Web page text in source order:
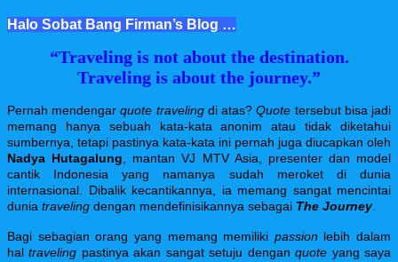
Halo Sobat Bang Firman’s Blog …
“Traveling is not about the destination.
Traveling is about the journey.”
Pernah mendengarquote travelingdi atas?Quote tersebut bisa jadi
memang hanya sebuah kata-kata anonim atau tidak diketahui
sumbernya, tetapi pastinya kata-kata ini pernah juga diucapkan oleh
Nadya Hutagalung, mantan VJ MTV Asia, presenter dan model
cantik Indonesia yang namanya sudah meroket di dunia
internasional. Dibalik kecantikannya, ia memang sangat mencintai
dunia traveling dengan mendefinisikannya sebagai The Journey.
Bagi sebagian orang yang memang memiliki passionlebih dalam
haltraveling pastinya akan sangat setuju denganquote yang saya